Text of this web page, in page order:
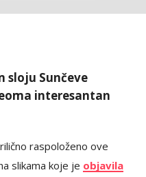
sloju Sunčeve
interesantan
raspoloženo ove
slikama koje je objavila